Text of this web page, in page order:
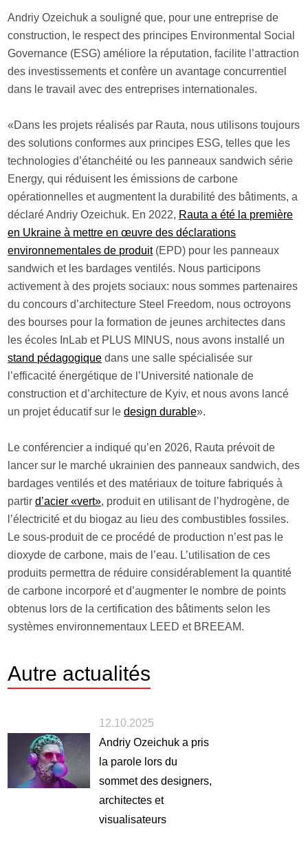
Andriy Ozeichuk a souligné que, pour une entreprise de
construction, le respect des principes Environmental Social
Governance (ESG) améliore la réputation, facilite l’attraction
des investissements et confère un avantage concurrentiel
dans le travail avec des entreprises internationales.
«Dans les projets réalisés par Rauta, nous utilisons toujours
des solutions conformes aux principes ESG, telles que les
technologies d’étanchéité ou les panneaux sandwich série
Energy, qui réduisent les émissions de carbone
opérationnelles et augmentent la durabilité des bâtiments, a
déclaré Andriy Ozeichuk. En 2022, Rauta a été la première
en Ukraine à mettre en œuvre des déclarations
environnementales de produit(EPD) pour les panneaux
sandwich et les bardages ventilés. Nous participons
activement à des projets sociaux: nous sommes partenaires
du concours d’architecture Steel Freedom, nous octroyons
des bourses pour la formation de jeunes architectes dans
les écoles InLab et PLUS MINUS, nous avons installé un
stand pédagogique dans une salle spécialisée sur
l’efficacité énergétique de l’Université nationale de
construction et d’architecture de Kyiv, et nous avons lancé
un projet éducatif sur ledesign durable».
Le conférencier a indiqué qu’en 2026, Rauta prévoit de
lancer sur le marché ukrainien des panneaux sandwich, des
bardages ventilés et des matériaux de toiture fabriqués à
partird’acier «vert», produit en utilisant de l’hydrogène, de
l’électricité et du biogaz au lieu des combustibles fossiles.
Le sous-produit de ce procédé de production n’est pas le
dioxyde de carbone, mais de l’eau. L’utilisation de ces
produits permettra de réduire considérablement la quantité
de carbone incorporé et d’augmenter le nombre de points
obtenus lors de la certification des bâtiments selon les
systèmes environnementaux LEED et BREEAM.
Autre actualités
12.10.2025
Andriy Ozeichuk a pris
la parole lors du
sommet des designers,
architectes et
visualisateurs